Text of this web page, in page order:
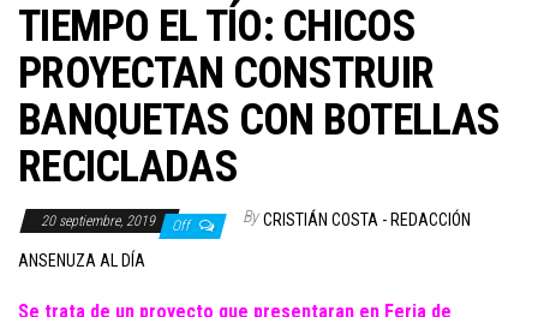
TIEMPO EL TÍO: CHICOS
PROYECTAN CONSTRUIR
BANQUETAS CON BOTELLAS
RECICLADAS
20 septiembre, 2019 Off By CRISTIÁN COSTA - REDACCIÓN
ANSENUZA AL DÍA
Se trata de un proyecto que presentaran en Feria de